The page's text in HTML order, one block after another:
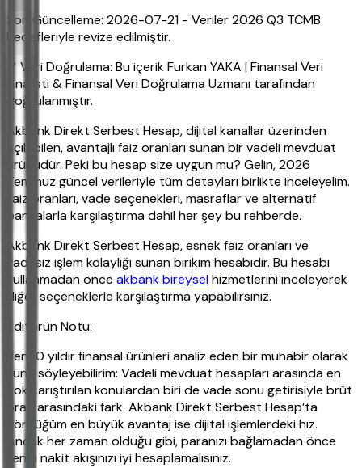
Son Güncelleme: 2026-07-21 - Veriler 2026 Q3 TCMB
hedefleriyle revize edilmiştir.
✔ Veri Doğrulama: Bu içerik Furkan YAKA | Finansal Veri
Analisti & Finansal Veri Doğrulama Uzmanı tarafından
doğrulanmıştır.
Akbank Direkt Serbest Hesap, dijital kanallar üzerinden
açılabilen, avantajlı faiz oranları sunan bir vadeli mevduat
ürünüdür. Peki bu hesap size uygun mu? Gelin, 2026
Temmuz güncel verileriyle tüm detayları birlikte inceleyelim.
Faiz oranları, vade seçenekleri, masraflar ve alternatif
bankalarla karşılaştırma dahil her şey bu rehberde.
Akbank Direkt Serbest Hesap, esnek faiz oranları ve
vadesiz işlem kolaylığı sunan birikim hesabıdır. Bu hesabı
kullanmadan önce akbank bireyselhizmetlerini inceleyerek
diğer seçeneklerle karşılaştırma yapabilirsiniz.
Editörün Notu:
Ben 10 yıldır finansal ürünleri analiz eden bir muhabir olarak
şunu söyleyebilirim: Vadeli mevduat hesapları arasında en
çok karıştırılan konulardan biri de vade sonu getirisiyle brüt
oran arasındaki fark. Akbank Direkt Serbest Hesap’ta
gördüğüm en büyük avantaj ise dijital işlemlerdeki hız.
Ancak her zaman olduğu gibi, paranızı bağlamadan önce
kendi nakit akışınızı iyi hesaplamalısınız.